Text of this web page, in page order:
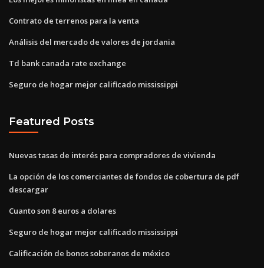
Contrato de terrenos para la venta
Análisis del mercado de valores de jordania
Td bank canada rate exchange
Seguro de hogar mejor calificado mississippi
Featured Posts
Nuevas tasas de interés para compradores de vivienda
La opción de los comerciantes de fondos de cobertura de pdf
descargar
Cuanto son 8 euros a dolares
Seguro de hogar mejor calificado mississippi
Calificación de bonos soberanos de méxico